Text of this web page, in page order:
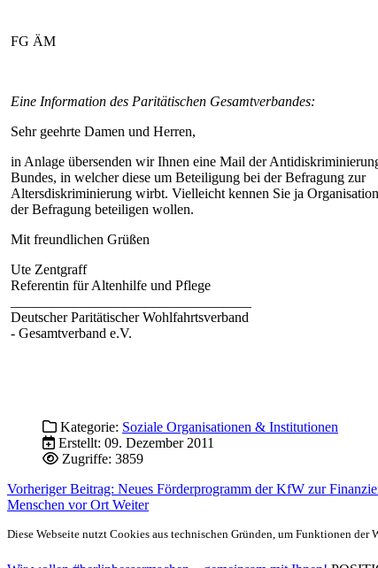
FG ÄM
Eine Information des Paritätischen Gesamtverbandes:
Sehr geehrte Damen und Herren,
in Anlage übersenden wir Ihnen eine Mail der
Bundes, in welcher diese um Beteiligung bei der Befragung zur
Altersdiskriminierung wirbt. Vielleicht kennen Sie ja
der Befragung beteiligen wollen.
Mit freundlichen Grüßen
Ute Zentgraff
Referentin für Altenhilfe und Pflege
Deutscher Paritätischer Wohlfahrtsverband
- Gesamtverband e.V.
Kategorie: Soziale Organisationen & Institutionen
Erstellt: 09. Dezember 2011
Zugriffe: 3859
Vorheriger Beitrag: Neues Förderprogramm der KfW zur
Menschen vor Ort Weiter
Diese Webseite nutzt Cookies aus technischen Gründen, um Funktionen